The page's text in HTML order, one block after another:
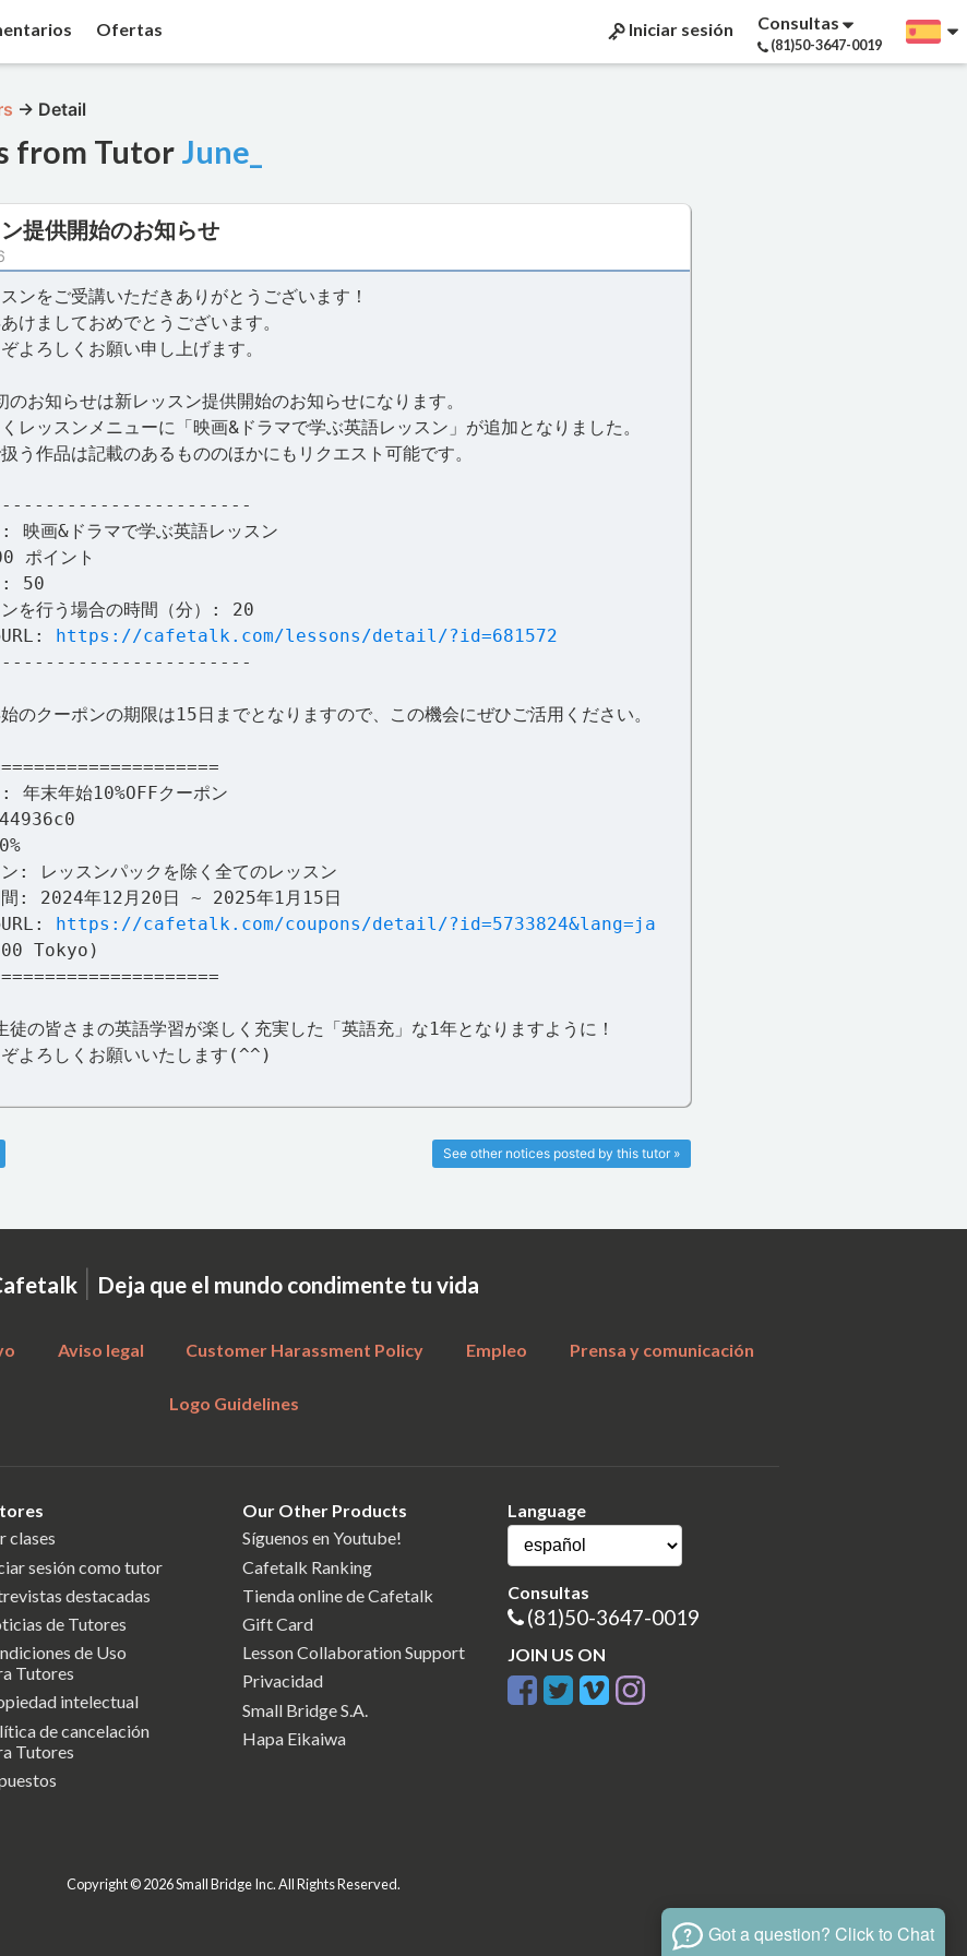
Ofertas Iniciar sesión Consultas
(81)50-3647-0019
→ Detail
from Tutor June_
提供開始のお知らせ
ンをご受講いただきありがとうございます！
けましておめでとうございます。
よろしくお願い申し上げます。
のお知らせは新レッスン提供開始のお知らせになります。
レッスンメニューに「映画&ドラマで学ぶ英語レッスン」が追加となりました。
う作品は記載のあるもののほかにもリクエスト可能です。
映画&ドラマで学ぶ英語レッスン
ポイント
: 50
を行う場合の時間（分）: 20
URL: https://cafetalk.com/lessons/detail/?id=681572
のクーポンの期限は15日までとなりますので、この機会にぜひご活用ください。
年末年始10%OFFクーポン
: レッスンパックを除く全てのレッスン
間: 2024年12月20日 ~ 2025年1月15日
URL: https://cafetalk.com/coupons/detail/?id=5733824&lang=ja
Tokyo)
徒の皆さまの英語学習が楽しく充実した「英語充」な1年となりますように！
よろしくお願いいたします(^^)
See other notices posted by this tutor »
| Deja que el mundo condimente tu vida
Aviso legal Customer Harassment Policy Empleo Prensa y comunicación
Logo Guidelines
clases
sesión como tutor
destacadas
de Tutores
de Uso
Tutores
intelectual
de cancelación
Tutores
Our Other Products
Síguenos en Youtube!
Cafetalk Ranking
Tienda online de Cafetalk
Gift Card
Lesson Collaboration Support
Privacidad
Small Bridge S.A.
Hapa Eikaiwa
Language
Consultas
(81)50-3647-0019
JOIN US ON
Copyright © 2026 Small Bridge Inc. All Rights Reserved.
Got a question? Click to Chat